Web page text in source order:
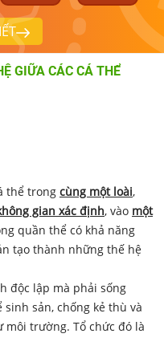
GIỮA CÁC CÁ THỂ
thể trong cùng một loài,
gian xác định, vào một
quần thể có khả năng
tạo thành những thế hệ
độc lập mà phải sống
sản, chống kẻ thù và
trường. Tổ chức đó là